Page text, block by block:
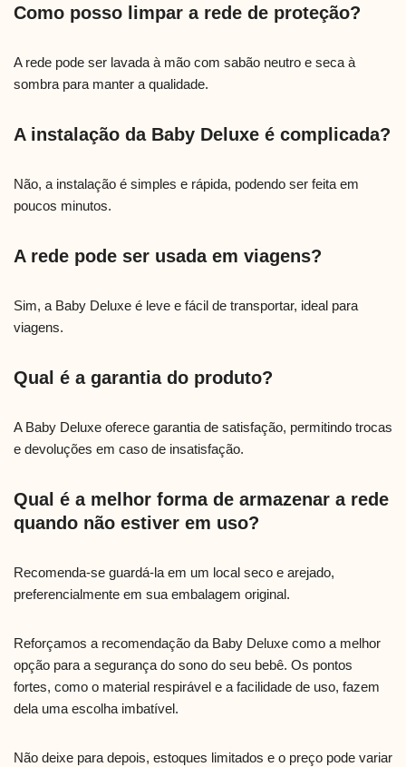
Como posso limpar a rede de proteção?
A rede pode ser lavada à mão com sabão neutro e seca à
sombra para manter a qualidade.
A instalação da Baby Deluxe é complicada?
Não, a instalação é simples e rápida, podendo ser feita em
poucos minutos.
A rede pode ser usada em viagens?
Sim, a Baby Deluxe é leve e fácil de transportar, ideal para
viagens.
Qual é a garantia do produto?
A Baby Deluxe oferece garantia de satisfação, permitindo trocas
e devoluções em caso de insatisfação.
Qual é a melhor forma de armazenar a rede
quando não estiver em uso?
Recomenda-se guardá-la em um local seco e arejado,
preferencialmente em sua embalagem original.
Reforçamos a recomendação da Baby Deluxe como a melhor
opção para a segurança do sono do seu bebê. Os pontos
fortes, como o material respirável e a facilidade de uso, fazem
dela uma escolha imbatível.
Não deixe para depois, estoques limitados e o preço pode variar